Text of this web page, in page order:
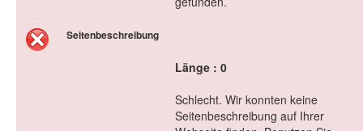
Seitenbeschreibung
Länge : 0
Schlecht. Wir konnten keine
Seitenbeschreibung auf Ihrer